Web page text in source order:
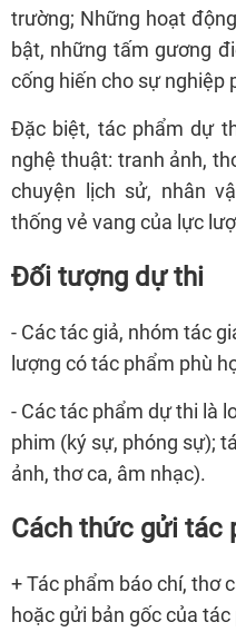
trường; Những hoạt
bật, những tấm gương
cống hiến cho sự nghiệp
Đặc biệt, tác phẩm dự
nghệ thuật: tranh ảnh,
chuyện lịch sử, nhân
thống vẻ vang của lực
Đối tượng dự thi
- Các tác giả, nhóm tác
lượng có tác phẩm phù
- Các tác phẩm dự thi là
phim (ký sự, phóng sự);
ảnh, thơ ca, âm nhạc).
Cách thức gửi tác
+ Tác phẩm báo chí, thơ
hoặc gửi bản gốc của